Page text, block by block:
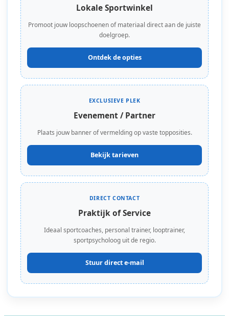
Lokale Sportwinkel
Promoot jouw loopschoenen of materiaal direct aan de juiste
doelgroep.
Ontdek de opties
EXCLUSIEVE PLEK
Evenement / Partner
Plaats jouw banner of vermelding op vaste topposities.
Bekijk tarieven
DIRECT CONTACT
Praktijk of Service
Ideaal sportcoaches, personal trainer, looptrainer,
sportpsycholoog uit de regio.
Stuur direct e-mail